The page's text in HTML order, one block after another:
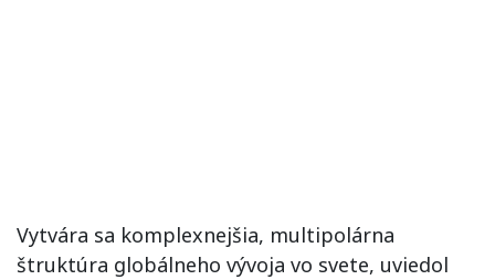
Vytvára sa komplexnejšia, multipolárna
štruktúra globálneho vývoja vo svete, uviedol